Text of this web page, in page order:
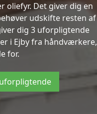
oliefyr. Det giver dig en
udskifte resten af
dig 3 uforpligtende
i Ejby fra håndværkere,
for.